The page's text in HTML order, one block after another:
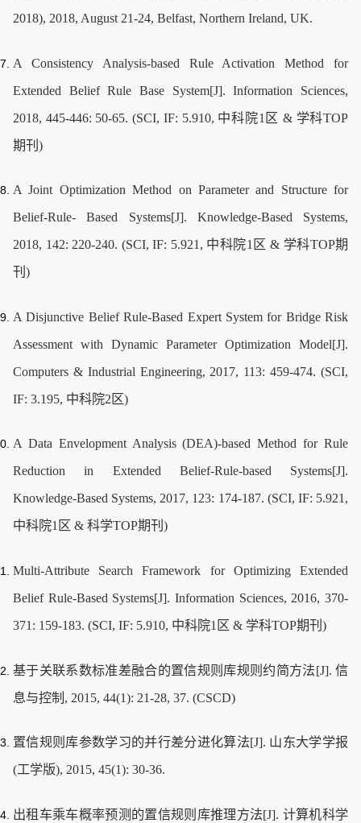
2018), 2018, August 21-24, Belfast, Northern Ireland, UK.
A Consistency Analysis-based Rule Activation Method for
Extended Belief Rule Base System[J]. Information Sciences,
2018, 445-446: 50-65. (SCI, IF: 5.910, 中科院1区 & 学科TOP
期刊)
A Joint Optimization Method on Parameter and Structure for
Belief-Rule- Based Systems[J]. Knowledge-Based Systems,
2018, 142: 220-240. (SCI, IF: 5.921, 中科院1区 & 学科TOP期
刊)
A Disjunctive Belief Rule-Based Expert System for Bridge Risk
Assessment with Dynamic Parameter Optimization Model[J].
Computers & Industrial Engineering, 2017, 113: 459-474. (SCI,
IF: 3.195, 中科院2区)
A Data Envelopment Analysis (DEA)-based Method for Rule
Reduction in Extended Belief-Rule-based Systems[J].
Knowledge-Based Systems, 2017, 123: 174-187. (SCI, IF: 5.921,
中科院1区 & 科学TOP期刊)
Multi-Attribute Search Framework for Optimizing Extended
Belief Rule-Based Systems[J]. Information Sciences, 2016, 370-
371: 159-183. (SCI, IF: 5.910, 中科院1区 & 学科TOP期刊)
基于关联系数标准差融合的置信规则库规则约简方法[J]. 信
息与控制, 2015, 44(1): 21-28, 37. (CSCD)
置信规则库参数学习的并行差分进化算法[J]. 山东大学学报
(工学版), 2015, 45(1): 30-36.
出租车乘车概率预测的置信规则库推理方法[J]. 计算机科学